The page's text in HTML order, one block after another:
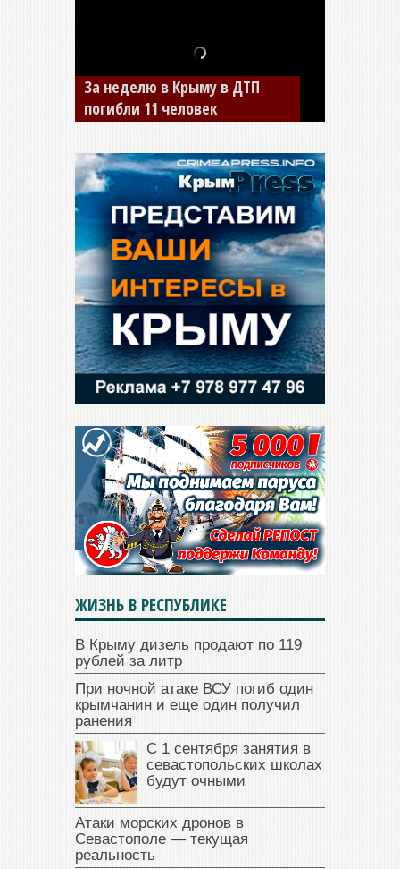
За неделю в Крыму в ДТП
погибли 11 человек
В Джанкое водитель ВАЗа
сбил двух детей на «зебре»
ЖИЗНЬ В РЕСПУБЛИКЕ
В Крыму дизель продают по 119
рублей за литр
При ночной атаке ВСУ погиб один
крымчанин и еще один получил
ранения
С 1 сентября занятия в
севастопольских школах
будут очными
Атаки морских дронов в
Севастополе — текущая
реальность